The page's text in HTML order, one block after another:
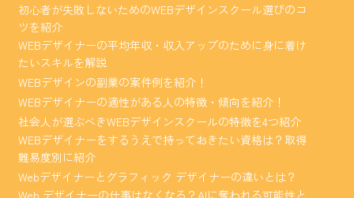
初心者が失敗しないためのWEBデザインスクール選びのコ
ツを紹介
WEBデザイナーの平均年収・収入アップのために身に着け
たいスキルを解説
WEBデザインの副業の案件例を紹介！
WEBデザイナーの適性がある人の特徴・傾向を紹介！
社会人が選ぶべきWEBデザインスクールの特徴を4つ紹介
WEBデザイナーをするうえで持っておきたい資格は？取得
難易度別に紹介
Webデザイナーとグラフィック デザイナーの違いとは？
Web デザイナーの仕事はなくなる？AIに奪われる可能性と